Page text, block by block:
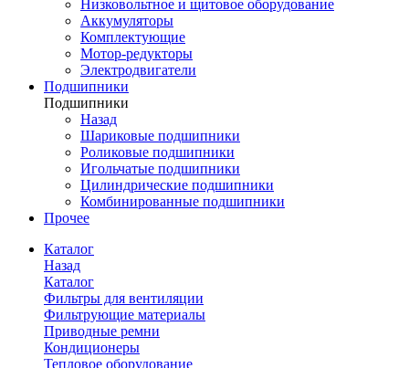
Низковольтное и щитовое оборудование
Аккумуляторы
Комплектующие
Мотор-редукторы
Электродвигатели
Подшипники
Подшипники
Назад
Шариковые подшипники
Роликовые подшипники
Игольчатые подшипники
Цилиндрические подшипники
Комбинированные подшипники
Прочее
Каталог
Назад
Каталог
Фильтры для вентиляции
Фильтрующие материалы
Приводные ремни
Кондиционеры
Тепловое оборудование